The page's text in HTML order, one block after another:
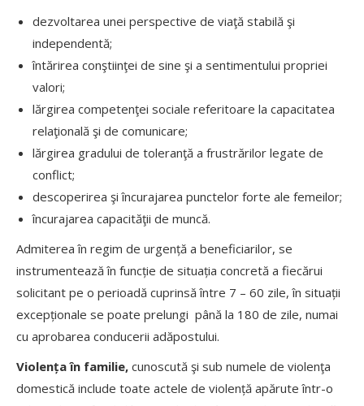
dezvoltarea unei perspective de viaţă stabilă şi
independentă;
întărirea conştiinţei de sine şi a sentimentului propriei
valori;
lărgirea competenţei sociale referitoare la capacitatea
relaţională şi de comunicare;
lărgirea gradului de toleranţă a frustrărilor legate de
conflict;
descoperirea şi încurajarea punctelor forte ale femeilor;
încurajarea capacităţii de muncă.
Admiterea în regim de urgență a beneficiarilor, se
instrumentează în funcție de situația concretă a fiecărui
solicitant pe o perioadă cuprinsă între 7 – 60 zile, în situații
excepționale se poate prelungi până la 180 de zile, numai
cu aprobarea conducerii adăpostului.
Violența în familie, cunoscută şi sub numele de violenţa
domestică include toate actele de violență apărute într-o